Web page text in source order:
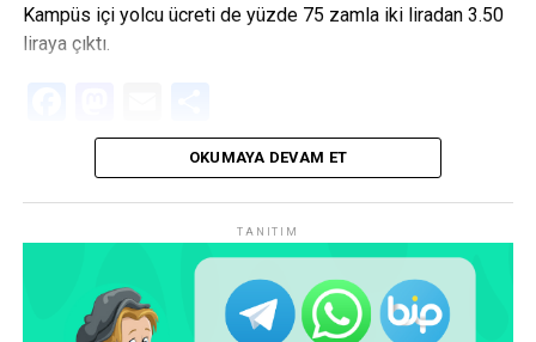
Kampüs içi yolcu ücreti de yüzde 75 zamla iki liradan 3.50
liraya çıktı.
OKUMAYA DEVAM ET
TANITIM